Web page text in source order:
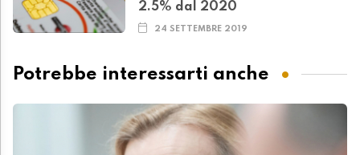
2.5% dal 2020
24 SETTEMBRE 2019
Potrebbe interessarti anche